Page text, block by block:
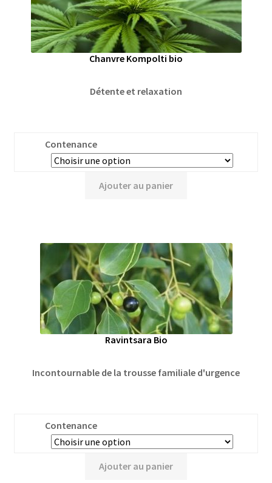
Chanvre Kompolti bio
Détente et relaxation
Contenance
Ajouter au panier
Ravintsara Bio
Incontournable de la trousse familiale d'urgence
Contenance
Ajouter au panier